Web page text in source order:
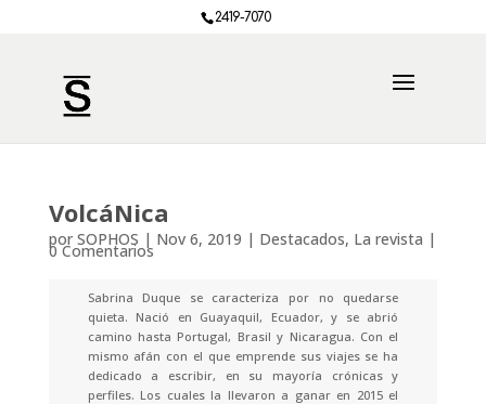
2419-7070
VolcáNica
por SOPHOS | Nov 6, 2019 | Destacados, La revista |
0 Comentarios
Sabrina Duque se caracteriza por no quedarse
quieta. Nació en Guayaquil, Ecuador, y se abrió
camino hasta Portugal, Brasil y Nicaragua. Con el
mismo afán con el que emprende sus viajes se ha
dedicado a escribir, en su mayoría crónicas y
perfiles. Los cuales la llevaron a ganar en 2015 el